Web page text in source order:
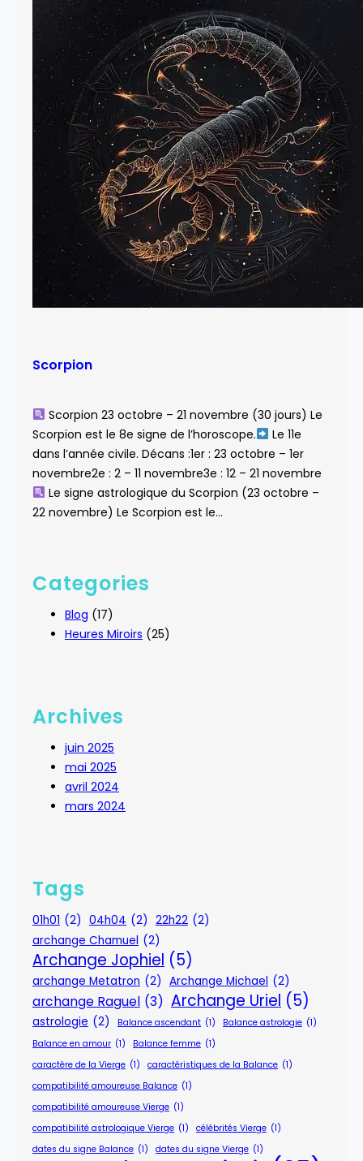
Scorpion
Scorpion 23 octobre – 21 novembre (30 jours) Le
Scorpion est le 8e signe de l’horoscope.
Le 11e
dans l’année civile. Décans :1er : 23 octobre – 1er
novembre2e : 2 – 11 novembre3e : 12 – 21 novembre
Le signe astrologique du Scorpion (23 octobre –
22 novembre) Le Scorpion est le…
Categories
Blog (17)
Heures Miroirs (25)
Archives
juin 2025
mai 2025
avril 2024
mars 2024
Tags
01h01 (2) 04h04 (2) 22h22 (2)
archange Chamuel (2)
Archange Jophiel (5)
archange Metatron (2) Archange Michael (2)
archange Raguel (3) Archange Uriel (5)
astrologie (2) Balance ascendant (1) Balance astrologie (1)
Balance en amour (1) Balance femme (1)
caractère de la Vierge (1) caractéristiques de la Balance (1)
compatibilité amoureuse Balance (1)
compatibilité amoureuse Vierge (1)
compatibilité astrologique Vierge (1) célébrités Vierge (1)
dates du signe Balance (1) dates du signe Vierge (1)